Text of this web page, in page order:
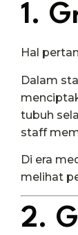
1.
Hal
Dalam
tubuh
staff
Di era
melihat
2.